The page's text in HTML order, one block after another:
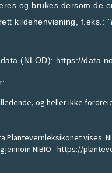
og brukes dersom de
kildehenvisning, f.eks.: "
(NLOD): https://
og heller ikke
vises.
NIBIO - https://